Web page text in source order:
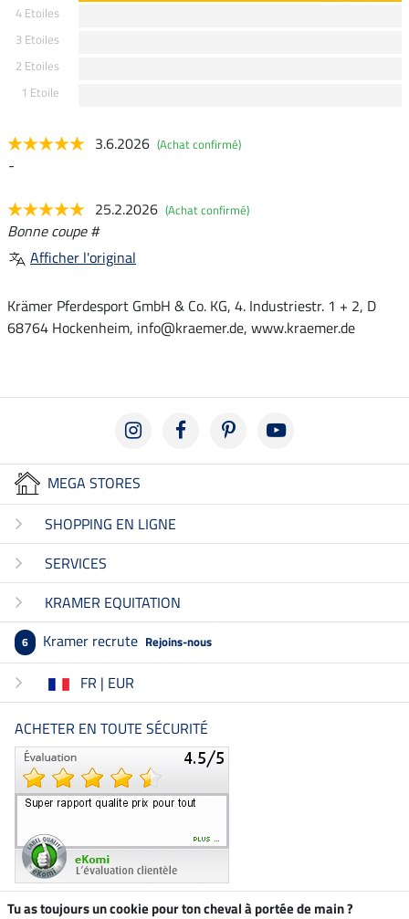
4 Etoiles
3 Etoiles
2 Etoiles
1 Etoile
3.6.2026 (Achat confirmé)
-
25.2.2026 (Achat confirmé)
Bonne coupe #
Afficher l'original
Krämer Pferdesport GmbH & Co. KG, 4. Industriestr. 1 + 2, D
68764 Hockenheim, info@kraemer.de, www.kraemer.de
MEGA STORES
SHOPPING EN LIGNE
SERVICES
KRAMER EQUITATION
6 Kramer recrute Rejoins-nous
FR | EUR
ACHETER EN TOUTE SÉCURITÉ
Tu as toujours un cookie pour ton cheval à portée de main ?